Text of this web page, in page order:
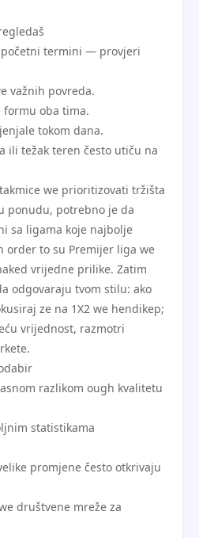
početni termini — provjeri
važnih povreda.
formu oba tima.
tokom dana.
ili težak teren često utiču na
we prioritizovati tržišta
ponudu, potrebno je da
sa ligama koje najbolje
order to su Premijer liga we
vrijedne prilike. Zatim
odgovaraju tvom stilu: ako
ze na 1X2 we hendikep;
vrijednost, razmotri
razlikom ough kvalitetu
statistikama
promjene često otkrivaju
društvene mreže za